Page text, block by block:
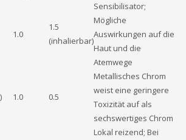
1.0
1.5
(inhalierbar)
Sensibilisator;
Mögliche
Auswirkungen auf die
Haut und die
Atemwege
1.0 0.5
Metallisches Chrom
weist eine geringere
Toxizität auf als
sechswertiges Chrom
Lokal reizend; Bei